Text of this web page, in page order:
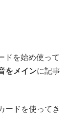
ドを始め使って
をメインに記事
ードを使ってき